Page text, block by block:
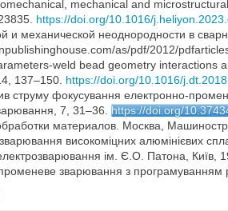
mechanical and
https://doi.org/10.1016/
и механической неоднородности в
as/pdf/2012/
weld bead geometry interactions
137–150. https://doi.org/10.1016/
фокусування електронно-
7, 31–36. https://doi.org/
материалов. Москва,
високоміцних алюмінієвих
ім. Є.О. Патона, Київ,
зварювання з програмуванням